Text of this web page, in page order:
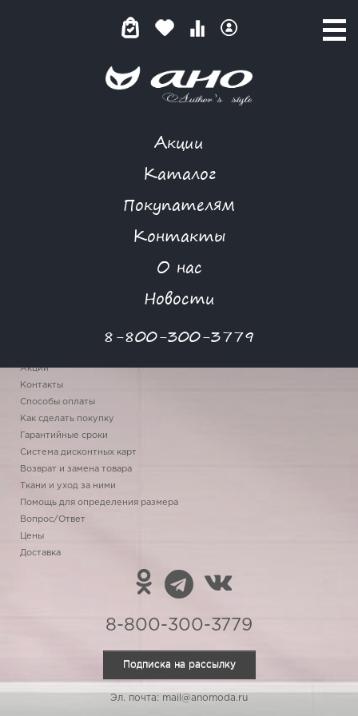
Акции
Каталог
Покупателям
Контакты
О нас
Новости
8-800-300-3779
КОМБИНЕЗОН
Акции
Контакты
Способы оплаты
Как сделать покупку
Гарантийные сроки
Система дисконтных карт
Возврат и замена товара
Ткани и уход за ними
Помощь для определения размера
Вопрос/Ответ
Цены
Доставка
8-800-300-3779
Подписка на рассылку
Эл. почта: mail@anomoda.ru